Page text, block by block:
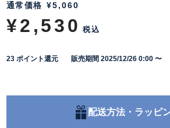
通常価格 ¥5,060
¥2,530 税込
23 ポイント還元 販売期間 2025/12/26 0:00 〜
配送方法・ラッピ